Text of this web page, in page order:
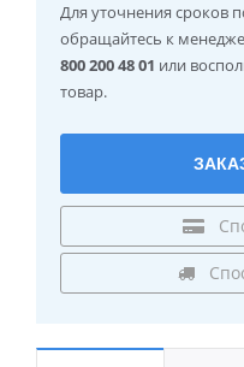
Для уточнения сроков
обращайтесь к
800 200 48 01 или
товар.